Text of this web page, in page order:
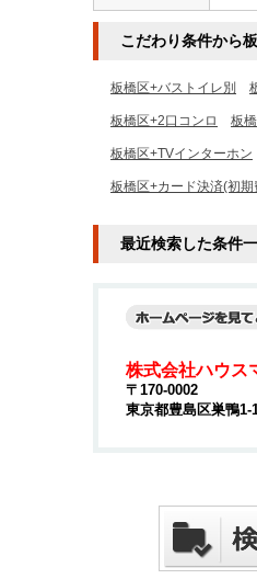
こだわり条件から
板橋区+バストイレ別
板橋区+2口コンロ 板
板橋区+TVインターホン
板橋区+カード決済(初期
最近検索した条件
株式会社ハウ
〒170-0002
東京都豊島区巣鴨